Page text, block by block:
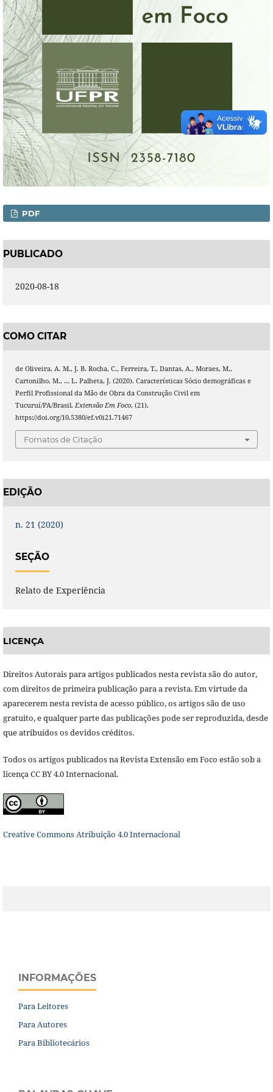
PDF
PUBLICADO
2020-08-18
COMO CITAR
de Oliveira, A. M., J. B. Rocha, C., Ferreira, T., Dantas, A., Moraes, M.,
Cartonilho, M., … L. Palheta, J. (2020). Características Sócio demográficas e
Perfil Profissional da Mão de Obra da Construção Civil em
Tucuruí/PA/Brasil. Extensão Em Foco, (21).
https://doi.org/10.5380/ef.v0i21.71467
Fomatos de Citação
EDIÇÃO
n. 21 (2020)
SEÇÃO
Relato de Experiência
LICENÇA
Direitos Autorais para artigos publicados nesta revista são do autor,
com direitos de primeira publicação para a revista. Em virtude da
aparecerem nesta revista de acesso público, os artigos são de uso
gratuito, e qualquer parte das publicações pode ser reproduzida, desde
que atribuídos os devidos créditos.
Todos os artigos publicados na Revista Extensão em Foco estão sob a
licença CC BY 4.0 Internacional.
Creative Commons Atribuição 4.0 Internacional
INFORMAÇÕES
Para Leitores
Para Autores
Para Bibliotecários